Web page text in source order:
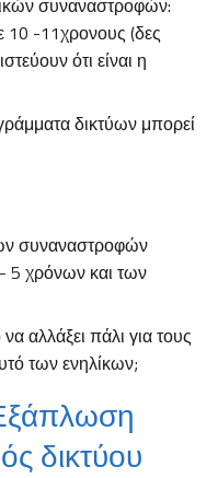
συναναστροφών:
10 -11χρονους (δες
ότι είναι η
δικτύων μπορεί
συναναστροφών
5 χρόνων και των
να αλλάξει πάλι για τους
των ενηλίκων;
δικτύου